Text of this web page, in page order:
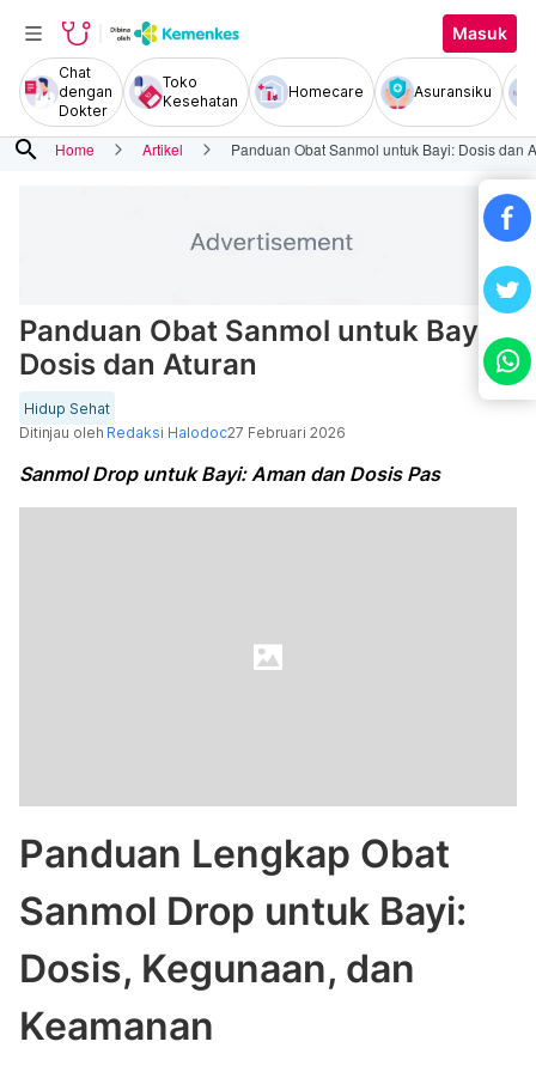
Masuk
Chat
dengan
Dokter
Toko
Kesehatan
Homecare Asuransiku
search Home Artikel Panduan Obat Sanmol untuk Bayi: Dosis dan
Panduan Obat Sanmol untuk Bayi:
Dosis dan Aturan
Hidup Sehat
Ditinjau oleh Redaksi Halodoc27 Februari 2026
Sanmol Drop untuk Bayi: Aman dan Dosis Pas
Panduan Lengkap Obat
Sanmol Drop untuk Bayi:
Dosis, Kegunaan, dan
Keamanan